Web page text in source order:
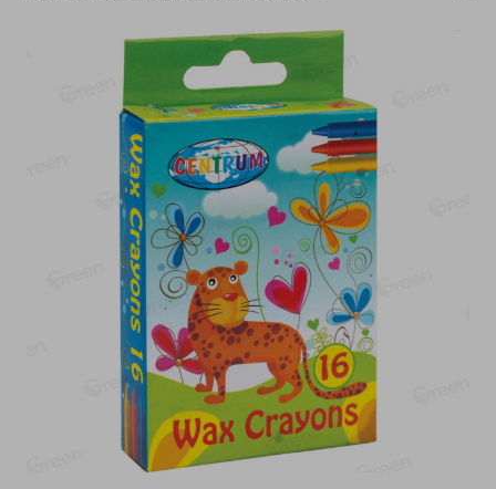
руб./шт
ягодные Местное
известное яблоко-тыква
5.19
4.59
Майонез Эко премиум
Местное известное
300г
Показано 1-14 из 76
Показать 15-28 из 76
Специально для вас